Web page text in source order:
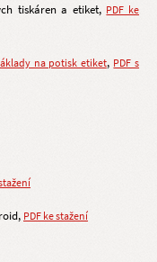
tiskáren a etiket, PDF ke
na potisk etiket, PDF s
PDF ke stažení